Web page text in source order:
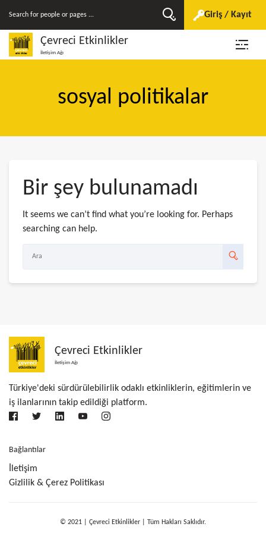
Giriş / Kayıt
Çevreci Etkinlikler
İletişim Ağı
sosyal politikalar
Bir şey bulunamadı
It seems we can’t find what you’re looking for. Perhaps
searching can help.
Çevreci Etkinlikler
İletişim Ağı
Türkiye'deki sürdürülebilirlik odaklı etkinliklerin, eğitimlerin ve
iş ilanlarının takip edildiği platform.
Bağlantılar
İletişim
Gizlilik & Çerez Politikası
© 2021 | Çevreci Etkinlikler | Tüm Hakları Saklıdır.